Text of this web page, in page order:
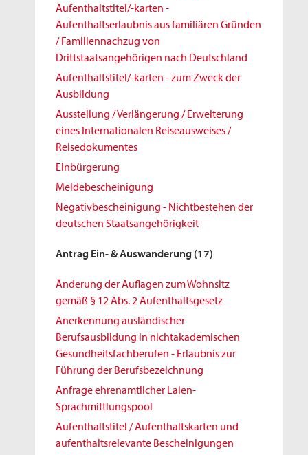
Aufenthaltstitel/-karten -
Aufenthaltserlaubnis aus familiären Gründen
/ Familiennachzug von
Drittstaatsangehörigen nach Deutschland
Aufenthaltstitel/-karten - zum Zweck der
Ausbildung
Ausstellung / Verlängerung / Erweiterung
eines Internationalen Reiseausweises /
Reisedokumentes
Einbürgerung
Meldebescheinigung
Negativbescheinigung - Nichtbestehen der
deutschen Staatsangehörigkeit
Antrag Ein- & Auswanderung (17)
Änderung der Auflagen zum Wohnsitz
gemäß § 12 Abs. 2 Aufenthaltsgesetz
Anerkennung ausländischer
Berufsausbildung in nichtakademischen
Gesundheitsfachberufen - Erlaubnis zur
Führung der Berufsbezeichnung
Anfrage ehrenamtlicher Laien-
Sprachmittlungspool
Aufenthaltstitel / Aufenthaltskarten und
aufenthaltsrelevante Bescheinigungen